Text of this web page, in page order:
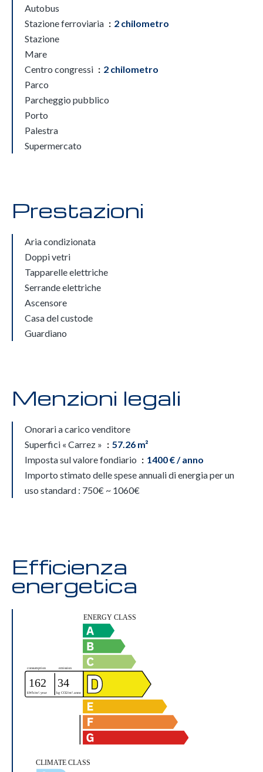
Autobus
Stazione ferroviaria
2 chilometro
Stazione
Mare
Centro congressi
2 chilometro
Parco
Parcheggio pubblico
Porto
Palestra
Supermercato
Prestazioni
Aria condizionata
Doppi vetri
Tapparelle elettriche
Serrande elettriche
Ascensore
Casa del custode
Guardiano
Menzioni legali
Onorari a carico venditore
Superfici « Carrez »
57.26 m²
Imposta sul valore fondiario
1400 € / anno
Importo stimato delle spese annuali di energia per un
uso standard : 750€ ~ 1060€
Efficienza
energetica